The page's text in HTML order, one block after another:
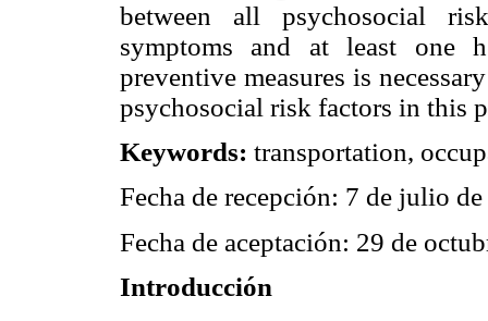
between all psychosocial
symptoms and at least one
preventive measures is
psychosocial risk factors in this
Keywords: transportation,
Fecha de recepción: 7 de julio
Fecha de aceptación: 29 de
Introducción